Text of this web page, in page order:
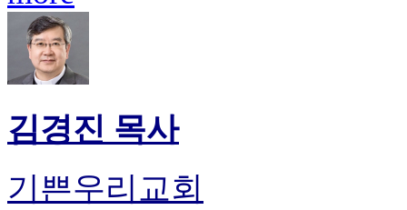
김경진 목사
기쁜우리교회